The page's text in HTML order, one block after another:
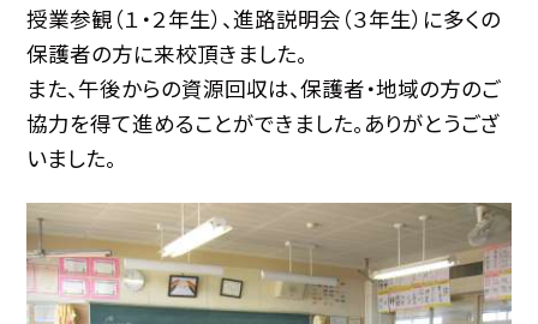
授業参観（１・２年生）、進路説明会（３年生）に多くの
保護者の方に来校頂きました。
また、午後からの資源回収は、保護者・地域の方のご
協力を得て進めることができました。ありがとうござ
いました。